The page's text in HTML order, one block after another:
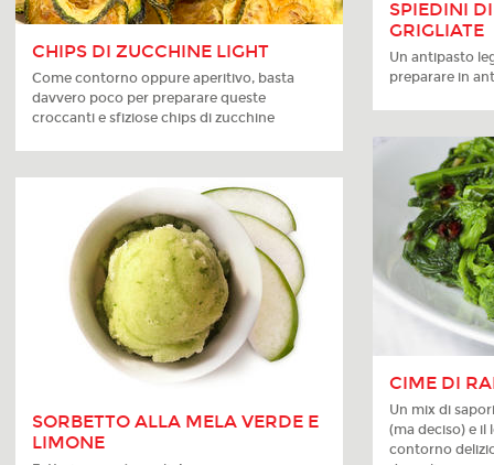
SPIEDINI
GRIGLIATE
Un antipasto
preparare in
CHIPS DI ZUCCHINE LIGHT
Come contorno oppure aperitivo, basta
davvero poco per preparare queste
croccanti e sfiziose chips di zucchine
CIME DI
Un mix di
(ma deciso) e il
contorno
SORBETTO ALLA MELA VERDE E
LIMONE